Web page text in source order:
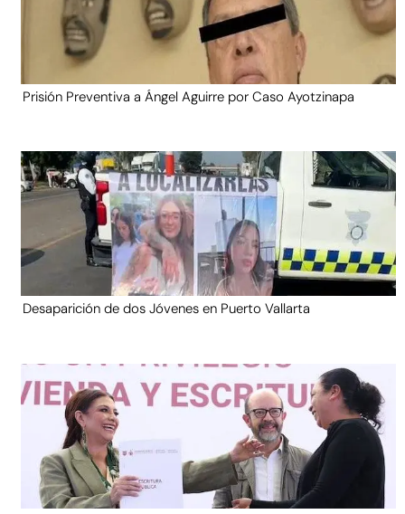
Prisión Preventiva a Ángel Aguirre por Caso Ayotzinapa
Desaparición de dos Jóvenes en Puerto Vallarta